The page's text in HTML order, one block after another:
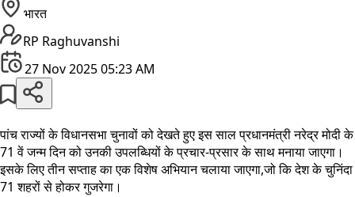
भारत
RP Raghuvanshi
27 Nov 2025 05:23 AM
पांच राज्यों के विधानसभा चुनावों को देखते हुए इस साल प्रधानमंत्री नरेद्र मोदी के
71 वें जन्म दिन को उनकी उपलब्धियों के प्रचार-प्रसार के साथ मनाया जाएगा।
इसके लिए तीन सप्ताह का एक विशेष अभियान चलाया जाएगा,जो कि देश के चुनिंदा
71 शहरों से होकर गुजरेगा।